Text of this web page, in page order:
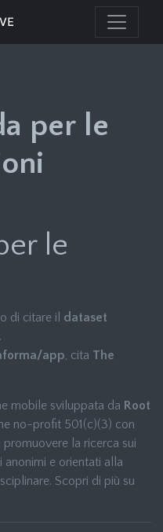
per le
le
di citare il dataset
.
app, cita The
mobile sviluppata da Root
no-profit 501(c)(3) con
la ricerca sui
e orientati alla
Scopri di più su